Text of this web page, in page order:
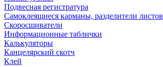
Подвесная регистратура
Самоклеящиеся карманы, разделители листов
Скоросшиватели
Информационные таблички
Калькуляторы
Канцелярский скотч
Клей